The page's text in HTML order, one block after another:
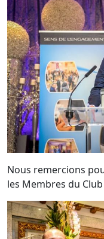
Nous remercions
les Membres du